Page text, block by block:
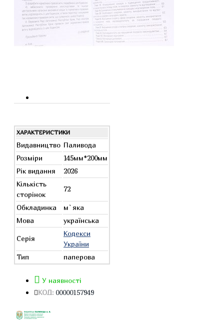
ХАРАКТЕРИСТИКИ
Видавництво Паливода
Розміри
145мм*200мм
Рік видання
2026
Кількість
сторінок
72
Обкладинка
м`яка
Мова
українська
Серія
Кодекси
України
Тип
паперова
У наявності
КОД: 00000157949